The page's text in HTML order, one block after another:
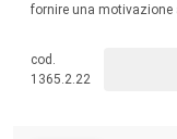
fornire una motivazione
politica di prezzo
contributi raccolti nel
problematiche senza
cod.
1365.2.22